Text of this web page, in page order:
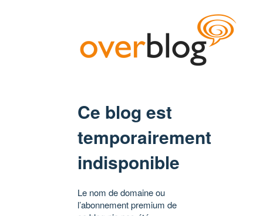
Ce blog est
temporairement
indisponible
Le nom de domaine ou
l’abonnement premium de